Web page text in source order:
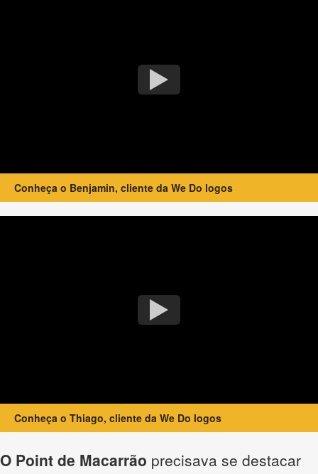
Conheça o Benjamin, cliente da We Do logos
Conheça o Thiago, cliente da We Do logos
O Point de Macarrão precisava se destacar